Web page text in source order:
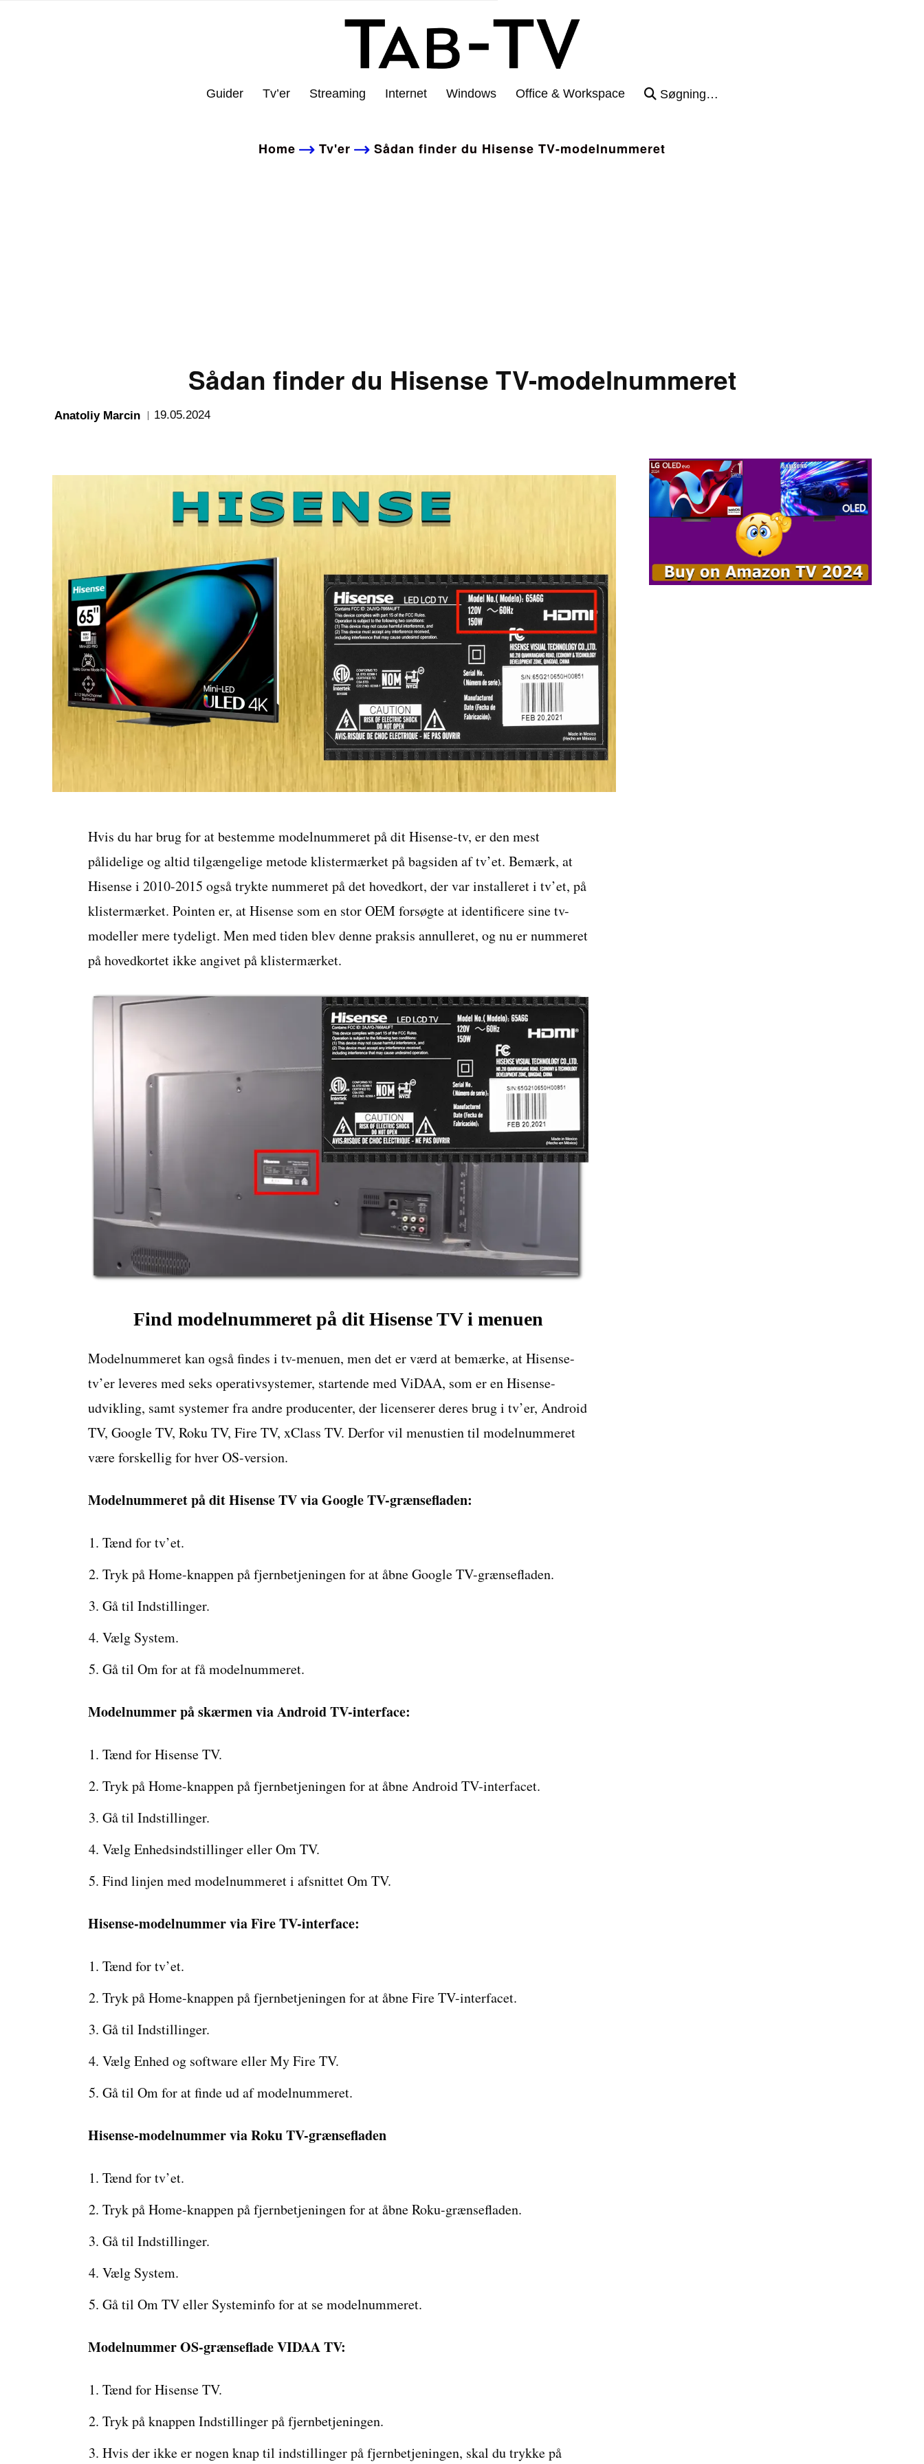
Guider Tv’er Streaming Internet Windows Office & Workspace Søgning…
Home Tv'er Sådan finder du Hisense TV-modelnummeret
Sådan finder du Hisense TV-modelnummeret
Anatoliy Marcin 19.05.2024
Hvis du har brug for at bestemme modelnummeret på dit Hisense-tv, er den mest
pålidelige og altid tilgængelige metode klistermærket på bagsiden af tv’et. Bemærk, at
Hisense i 2010-2015 også trykte nummeret på det hovedkort, der var installeret i tv’et, på
klistermærket. Pointen er, at Hisense som en stor OEM forsøgte at identificere sine tv-
modeller mere tydeligt. Men med tiden blev denne praksis annulleret, og nu er nummeret
på hovedkortet ikke angivet på klistermærket.
Find modelnummeret på dit Hisense TV i menuen
Modelnummeret kan også findes i tv-menuen, men det er værd at bemærke, at Hisense-
tv’er leveres med seks operativsystemer, startende med ViDAA, som er en Hisense-
udvikling, samt systemer fra andre producenter, der licenserer deres brug i tv’er, Android
TV, Google TV, Roku TV, Fire TV, xClass TV. Derfor vil menustien til modelnummeret
være forskellig for hver OS-version.
Modelnummeret på dit Hisense TV via Google TV-grænsefladen:
Tænd for tv’et.
Tryk på Home-knappen på fjernbetjeningen for at åbne Google TV-grænsefladen.
Gå til Indstillinger.
Vælg System.
Gå til Om for at få modelnummeret.
Modelnummer på skærmen via Android TV-interface:
Tænd for Hisense TV.
Tryk på Home-knappen på fjernbetjeningen for at åbne Android TV-interfacet.
Gå til Indstillinger.
Vælg Enhedsindstillinger eller Om TV.
Find linjen med modelnummeret i afsnittet Om TV.
Hisense-modelnummer via Fire TV-interface:
Tænd for tv’et.
Tryk på Home-knappen på fjernbetjeningen for at åbne Fire TV-interfacet.
Gå til Indstillinger.
Vælg Enhed og software eller My Fire TV.
Gå til Om for at finde ud af modelnummeret.
Hisense-modelnummer via Roku TV-grænsefladen
Tænd for tv’et.
Tryk på Home-knappen på fjernbetjeningen for at åbne Roku-grænsefladen.
Gå til Indstillinger.
Vælg System.
Gå til Om TV eller Systeminfo for at se modelnummeret.
Modelnummer OS-grænseflade VIDAA TV:
Tænd for Hisense TV.
Tryk på knappen Indstillinger på fjernbetjeningen.
Hvis der ikke er nogen knap til indstillinger på fjernbetjeningen, skal du trykke på